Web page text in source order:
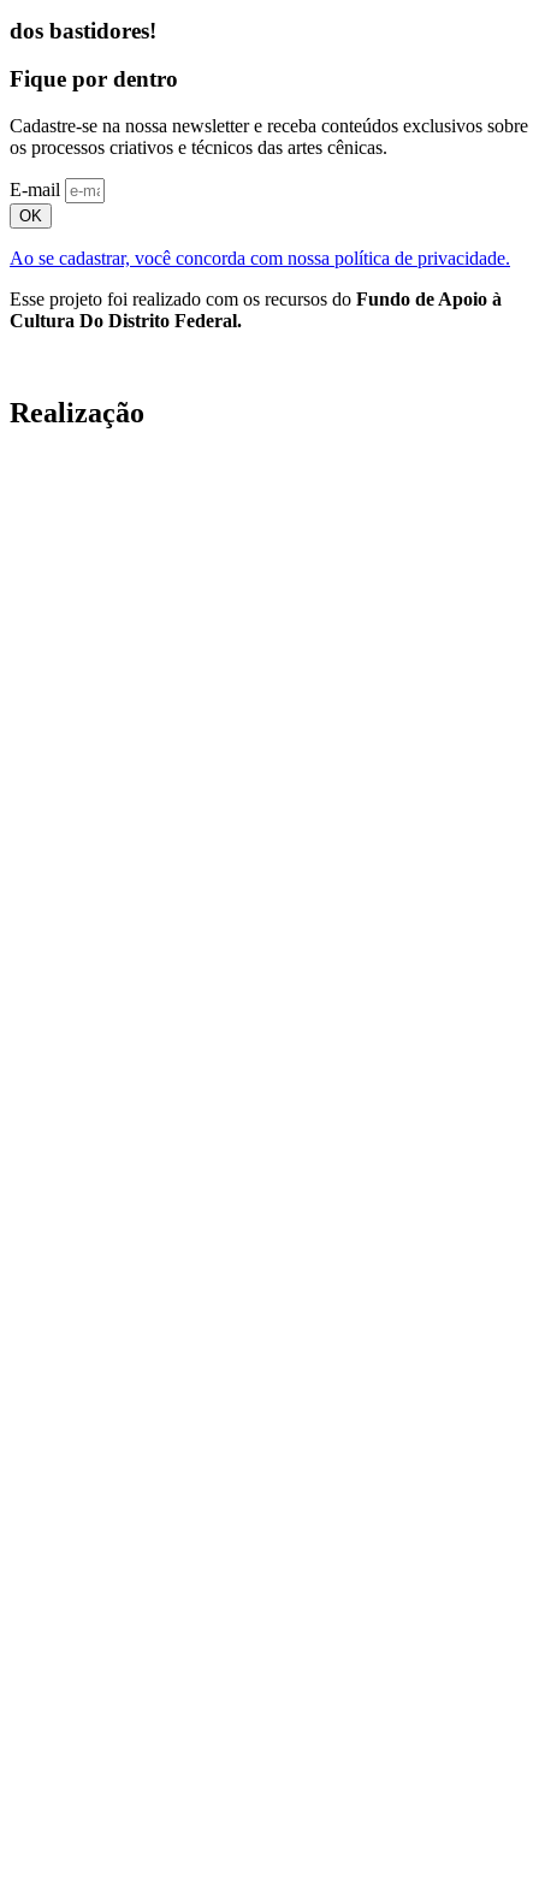
dos bastidores!
Fique por dentro
Cadastre-se na nossa newsletter e receba conteúdos exclusivos sobre
os processos criativos e técnicos das artes cênicas.
E-mail
OK
Ao se cadastrar, você concorda com nossa política de privacidade.
Esse projeto foi realizado com os recursos do Fundo de Apoio à
Cultura Do Distrito Federal.
Realização